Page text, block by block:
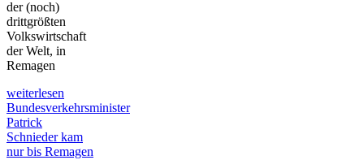
der (noch)
drittgrößten
Volkswirtschaft
der Welt, in
Remagen
weiterlesen
Bundesverkehrsminister
Patrick
Schnieder kam
nur bis Remagen